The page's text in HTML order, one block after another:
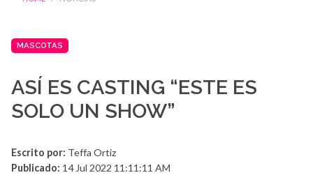
MASCOTAS
ASÍ ES CASTING “ESTE ES
SOLO UN SHOW”
Escrito por: Teffa Ortiz
Publicado: 14 Jul 2022 11:11:11 AM